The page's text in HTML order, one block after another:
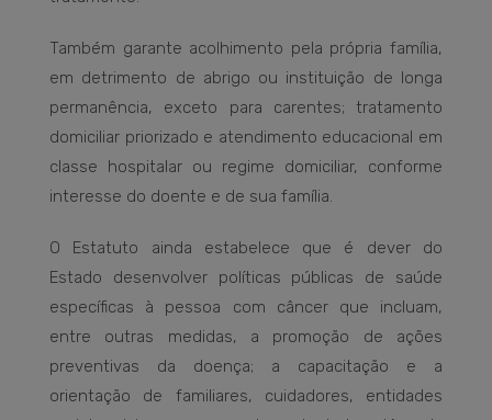
Também garante acolhimento pela própria família,
em detrimento de abrigo ou instituição de longa
permanência, exceto para carentes; tratamento
domiciliar priorizado e atendimento educacional em
classe hospitalar ou regime domiciliar, conforme
interesse do doente e de sua família.
O Estatuto ainda estabelece que é dever do
Estado desenvolver políticas públicas de saúde
específicas à pessoa com câncer que incluam,
entre outras medidas, a promoção de ações
preventivas da doença; a capacitação e a
orientação de familiares, cuidadores, entidades